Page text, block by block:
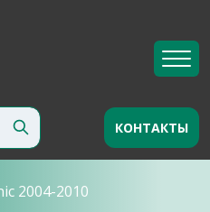
КОНТАКТЫ
2004-2010